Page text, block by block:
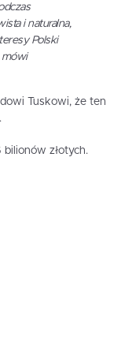
i naturalna,
Polski
mówi
Tuskowi, że ten
bilionów złotych.